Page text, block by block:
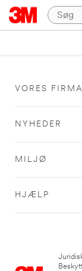
VORES FIRMA
NYHEDER
MILJØ
HJÆLP